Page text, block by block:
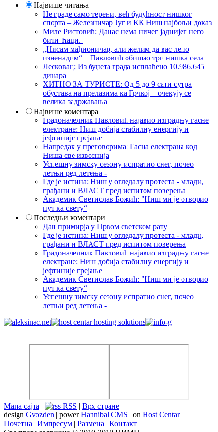
Највише читања
Не граде само терени, већ будућност нишког
спорта – Железничар Југ и КК Ниш најбољи доказ
Миле Ристовић: Данас нема ничег јаднијег него
бити Ћаци.
„Нисам мађионичар, али желим да вас лепо
изненадим“ – Павловић обишао три нишка села
Лесковац; Из буџета града исплаћено 10.986.645
динара
ХИТНО ЗА ТУРИСТЕ: Од 5 до 9 сати сутра
обустава на прелазима ка Грчкој – очекују се
велика задржавања
Највише коментара
Градоначелник Павловић најавио изградњу гасне
електране: Ниш добија стабилну енергију и
јефтиније грејање
Напредак у преговорима: Гасна електрана код
Ниша све извеснија
Успешну зимску сезону испратио снег, почео
летњи ред летења -
Где је истина: Ниш у огледалу протеста - млади,
грађани и ВЛАСТ пред испитом поверења
Академик Светислав Божић: "Ниш ми је отворио
пут ка свету“
Последњи коментари
Дан примирја у Првом светском рату
Где је истина: Ниш у огледалу протеста - млади,
грађани и ВЛАСТ пред испитом поверења
Градоначелник Павловић најавио изградњу гасне
електране: Ниш добија стабилну енергију и
јефтиније грејање
Академик Светислав Божић: "Ниш ми је отворио
пут ка свету“
Успешну зимску сезону испратио снег, почео
летњи ред летења -
Мапа сајта | RSS | Врх стране
design Gvozden | powerHannibal CMS | on Host Centar
Почетна | Импресум | Размена | Контакт